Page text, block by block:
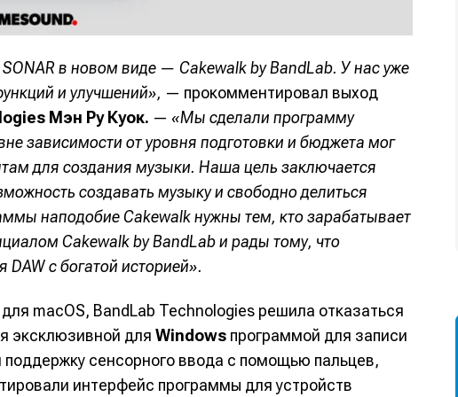
в комментариях, добавлять материалы в избранное и
всеми возможностями сайта.
в комментариях, добавлять материалы в избранное и
всеми возможностями сайта.
в комментариях, добавлять материалы в избранное и
всеми возможностями сайта.
информации
🎁 Бесплатные VST
📻 Выбираем оборудование
новость
в комментариях, добавлять материалы в избранное и
всеми возможностями сайта.
информации
🎁 Бесплатные VST
📻 Выбираем оборудование
новость
в новом виде — Cakewalk by BandLab. У нас уже
и улучшений», — прокомментировал выход
Мэн Ру Куок. — «Мы сделали программу
зависимости от уровня подготовки и бюджета мог
для создания музыки. Наша цель заключается
создавать музыку и свободно делиться
наподобие Cakewalk нужны тем, кто зарабатывает
Cakewalk by BandLab и рады тому, что
с богатой историей».
macOS, BandLab Technologies решила отказаться
эксклюзивной для Windows программой для записи
сенсорного ввода с помощью пальцев,
интерфейс программы для устройств